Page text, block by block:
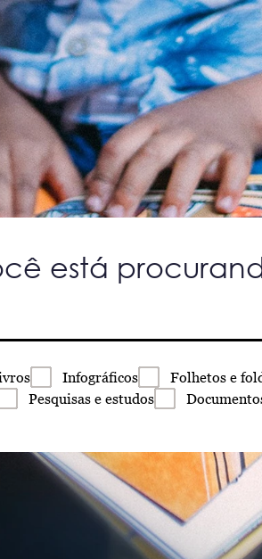
está
Infográficos Folhetos e
Pesquisas e estudos